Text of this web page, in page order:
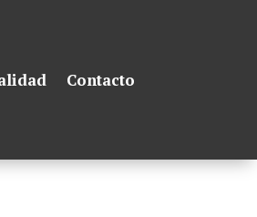
Contacto